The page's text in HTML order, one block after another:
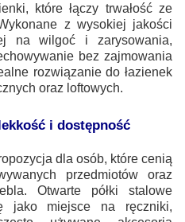
które łączy trwałość ze
z wysokiej jakości
na wilgoć i zarysowania,
bez zajmowania
rozwiązanie do łazienek
oraz loftowych.
i dostępność
dla osób, które cenią
przedmiotów oraz
Otwarte półki stalowe
jako miejsce na ręczniki,